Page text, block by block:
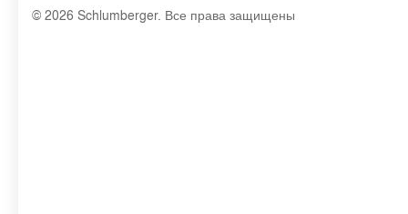
© 2026 Schlumberger. Все права защищены